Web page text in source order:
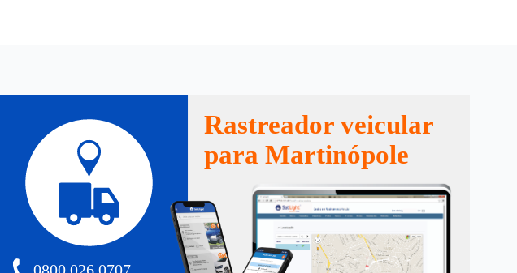
0800 026 0707
Rastreador veicular
para Martinópole